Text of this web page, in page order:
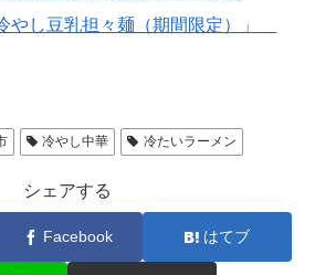
やし豆乳担々麺（期間限定）」
冷やし中華 冷たいラーメン
シェアする
Facebook はてブ